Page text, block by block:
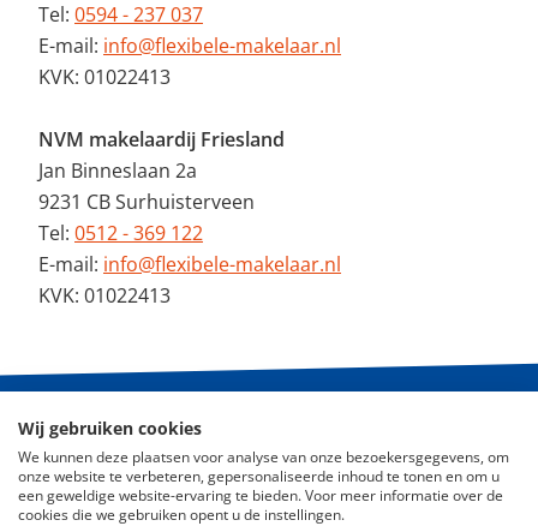
Tel: 0594 - 237 037
E-mail: info@flexibele-makelaar.nl
KVK: 01022413
NVM makelaardij Friesland
Jan Binneslaan 2a
9231 CB Surhuisterveen
Tel: 0512 - 369 122
E-mail: info@flexibele-makelaar.nl
KVK: 01022413
© 2026 - De Flexibele Makelaar NVM
Nieuws
Wij gebruiken cookies
We kunnen deze plaatsen voor analyse van onze bezoekersgegevens, om
onze website te verbeteren, gepersonaliseerde inhoud te tonen en om u
een geweldige website-ervaring te bieden. Voor meer informatie over de
cookies die we gebruiken opent u de instellingen.